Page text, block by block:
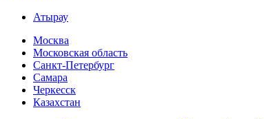
Атырау
Москва
Московская область
Санкт-Петербург
Самара
Черкесск
Казахстан